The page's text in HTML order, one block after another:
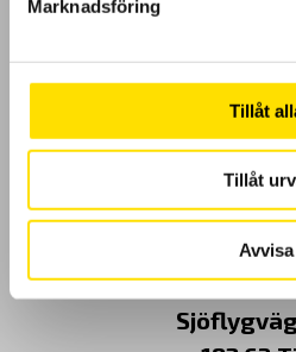
Marknadsföring
Tillåt
Tillåt
Avvisa
Om
CA